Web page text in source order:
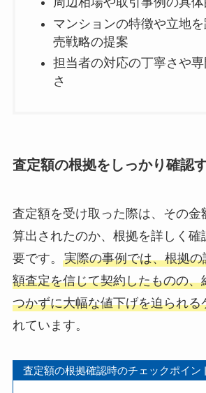
マンションの特徴や立地
売戦略の提案
担当者の対応の丁寧さや
さ
査定額の根拠をしっかり確認
査定額を受け取った際は、その金
算出されたのか、根拠を詳しく確
要です。 実際の事例では、根拠
額査定を信じて契約したものの、
つかずに大幅な値下げを迫られる
れています。
査定額の根拠確認時のチェックポイン